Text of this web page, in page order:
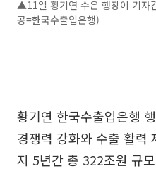
▲11일 황기연 수은 행장이 기자
공=한국수출입은행)
황기연 한국수출입은행
경쟁력 강화와 수출 활력
지 5년간 총 322조원 규